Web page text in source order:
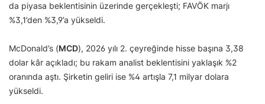
da piyasa beklentisinin üzerinde gerçekleşti; FAVÖK marjı
%3,1’den %3,9’a yükseldi.
McDonald’s (MCD), 2026 yılı 2. çeyreğinde hisse başına 3,38
dolar kâr açıkladı; bu rakam analist beklentisini yaklaşık %2
oranında aştı. Şirketin geliri ise %4 artışla 7,1 milyar dolara
yükseldi.